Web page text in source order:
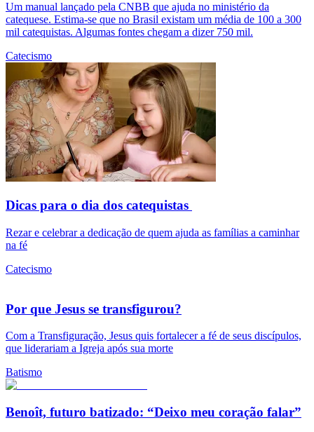
Um manual lançado pela CNBB que ajuda no ministério da
catequese. Estima-se que no Brasil existam um média de 100 a 300
mil catequistas. Algumas fontes chegam a dizer 750 mil.
Catecismo
Dicas para o dia dos catequistas
Rezar e celebrar a dedicação de quem ajuda as famílias a caminhar
na fé
Catecismo
Por que Jesus se transfigurou?
Com a Transfiguração, Jesus quis fortalecer a fé de seus discípulos,
que liderariam a Igreja após sua morte
Batismo
Benoît, futuro batizado: “Deixo meu coração falar”